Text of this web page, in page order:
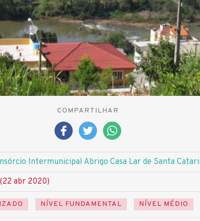
COMPARTILHAR
Intermunicipal Abrigo Casa Lar de Santa
abr 2020)
NÍVEL FUNDAMENTAL NÍVEL MÉDIO